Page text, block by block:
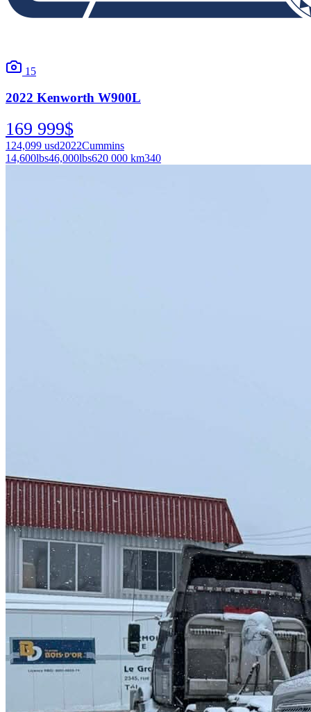
15
2022 Kenworth W900L
169 999$
124,099 usd2022Cummins
14,600lbs46,000lbs620 000 km340